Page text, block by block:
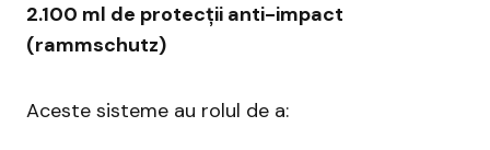
2.100 ml de protecții anti-impact
(rammschutz)
Aceste sisteme au rolul de a: